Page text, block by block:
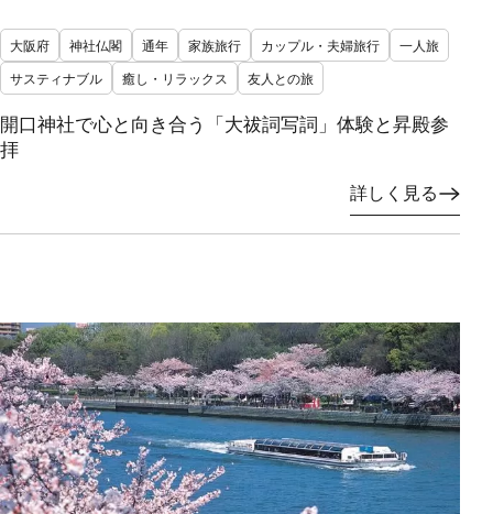
大阪府 神社仏閣 通年 家族旅行 カップル・夫婦旅行
一人旅
サスティナブル
癒し・リラックス 友人との旅
開口神社で心と向き合う「大祓詞写詞」体験と昇殿参
拝
詳しく見る